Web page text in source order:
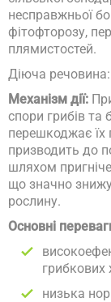
несправжньої
фітофторозу,
плямистостей.
Діюча речовина:
Механізм дії:
спори грибів та
перешкоджає їх
призводить до
шляхом
що значно
рослину.
Основні
грибкових
низька